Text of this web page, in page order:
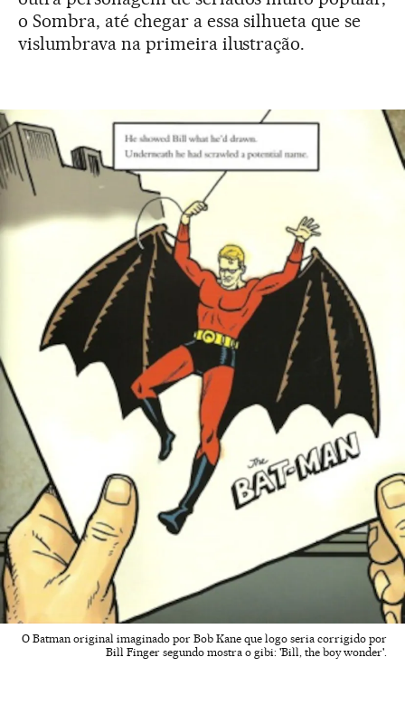
o Sombra, até chegar a essa silhueta que se
vislumbrava na primeira ilustração.
O Batman original imaginado por Bob Kane que logo seria corrigido por
Bill Finger segundo mostra o gibi: 'Bill, the boy wonder'.